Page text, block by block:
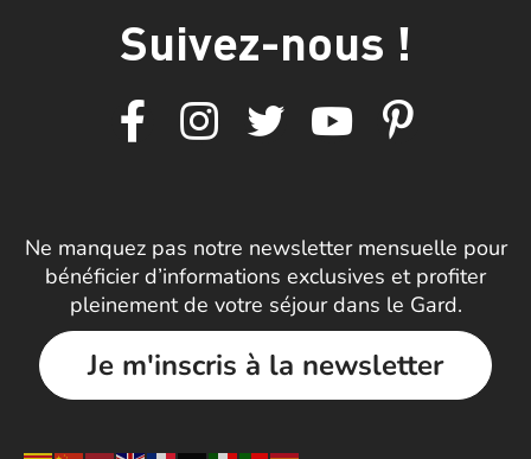
Suivez-nous !
Ne manquez pas notre newsletter mensuelle pour
bénéficier d’informations exclusives et profiter
pleinement de votre séjour dans le Gard.
Je m'inscris à la newsletter